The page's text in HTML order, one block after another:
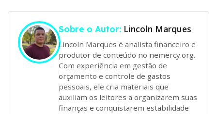
Sobre o Autor: Lincoln Marques
Lincoln Marques é analista financeiro e
produtor de conteúdo no nemercy.org.
Com experiência em gestão de
orçamento e controle de gastos
pessoais, ele cria materiais que
auxiliam os leitores a organizarem suas
finanças e conquistarem estabilidade